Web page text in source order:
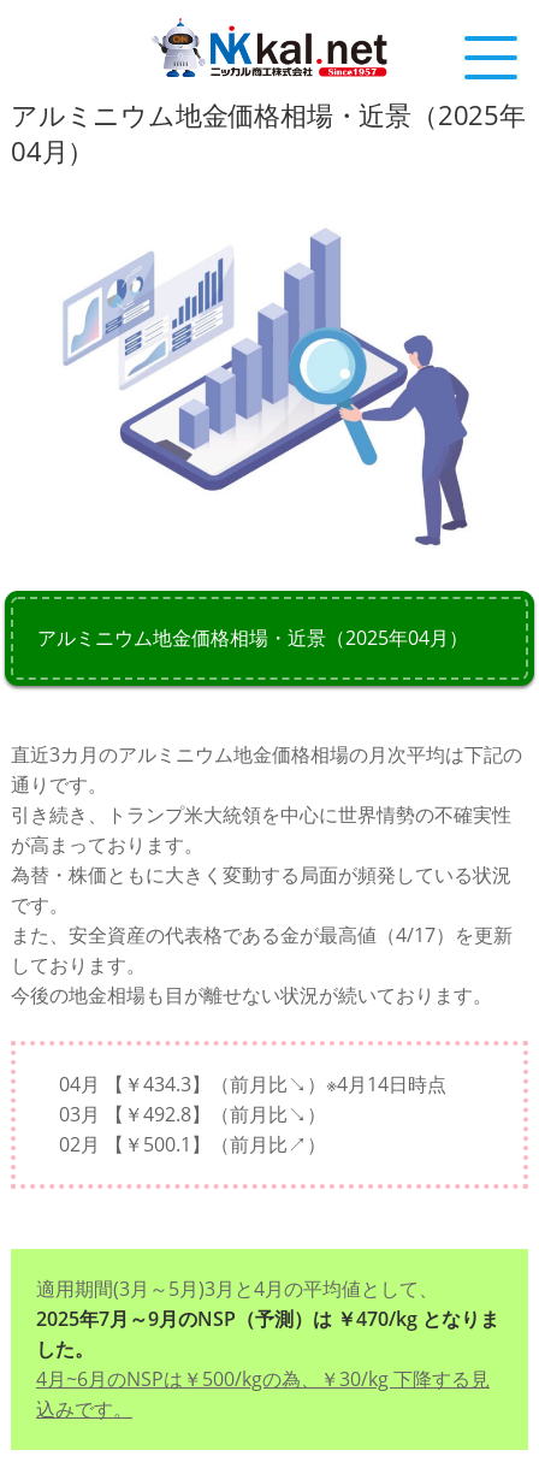
アルミニウム地金価格相場・近景（2025年
04月）
アルミニウム地金価格相場・近景（2025年04月）
直近3カ月のアルミニウム地金価格相場の月次平均は下記の
通りです。
引き続き、トランプ米大統領を中心に世界情勢の不確実性
が高まっております。
為替・株価ともに大きく変動する局面が頻発している状況
です。
また、安全資産の代表格である金が最高値（4/17）を更新
しております。
今後の地金相場も目が離せない状況が続いております。
04月 【￥434.3】（前月比↘）※4月14日時点
03月 【￥492.8】（前月比↘）
02月 【￥500.1】（前月比↗）
適用期間(3月～5月)3月と4月の平均値として、
2025年7月～9月のNSP（予測）は ￥470/kg となりま
した。
4月~6月のNSPは￥500/kgの為、￥30/kg 下降する見
込みです。